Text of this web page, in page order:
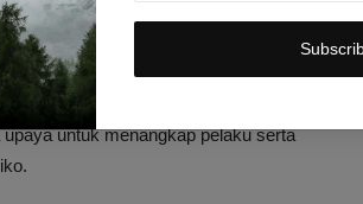
dan tim investigasi untuk menangani
menuntaskan kasus dan memastikan
untuk menangkap pelaku serta